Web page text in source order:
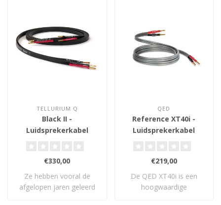
TELLURIUM Q
Black II -
Luidsprekerkabel
€330,00
Ze hebben vooral de
afgelopen jaren geleerd
QED
Reference XT40i -
Luidsprekerkabel
€219,00
De QED XT40i is een
hoogwaardige